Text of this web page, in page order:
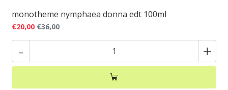
monotheme nymphaea donna edt 100ml
€20,00 €36,00
- +